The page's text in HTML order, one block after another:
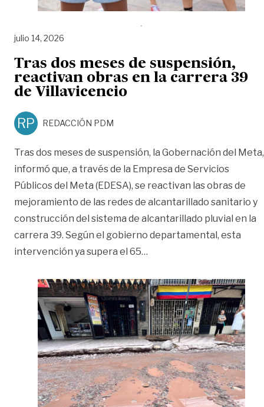
julio 14, 2026
Tras dos meses de suspensión,
reactivan obras en la carrera 39
de Villavicencio
RP REDACCIÓN PDM
Tras dos meses de suspensión, la Gobernación del Meta,
informó que, a través de la Empresa de Servicios
Públicos del Meta (EDESA), se reactivan las obras de
mejoramiento de las redes de alcantarillado sanitario y
construcción del sistema de alcantarillado pluvial en la
carrera 39. Según el gobierno departamental, esta
intervención ya supera el 65…